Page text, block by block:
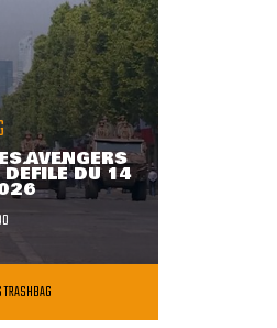
AVENGERS
DÉFILÉ DU 14